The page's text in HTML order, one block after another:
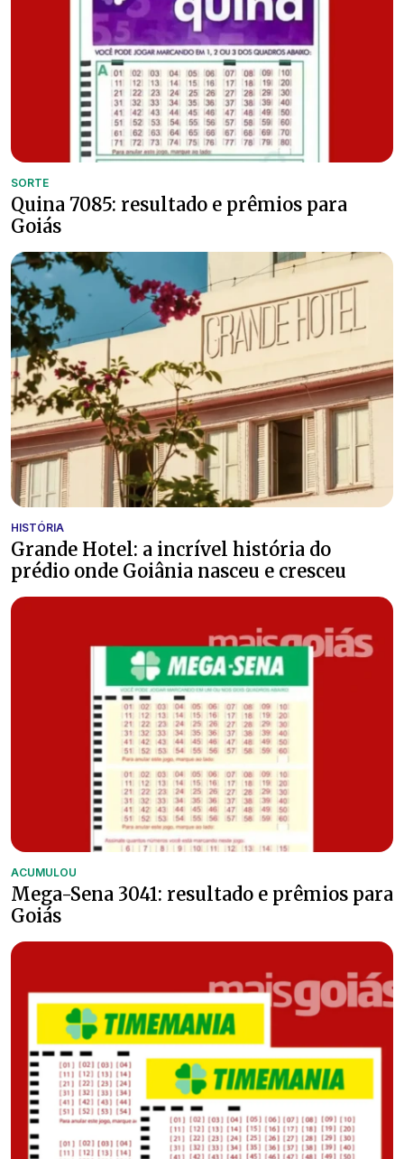
SORTE
Quina 7085: resultado e prêmios para
Goiás
HISTÓRIA
Grande Hotel: a incrível história do
prédio onde Goiânia nasceu e cresceu
ACUMULOU
Mega-Sena 3041: resultado e prêmios para
Goiás